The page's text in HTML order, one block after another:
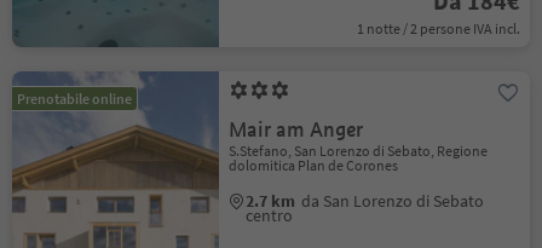
1 notte / 2 persone IVA incl.
Prenotabile online
Mair am Anger
S.Stefano, San Lorenzo di Sebato, Regione
dolomitica Plan de Corones
2.7 km da San Lorenzo di Sebato
centro